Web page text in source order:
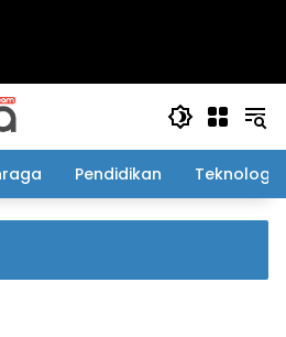
Pendidikan Teknologi